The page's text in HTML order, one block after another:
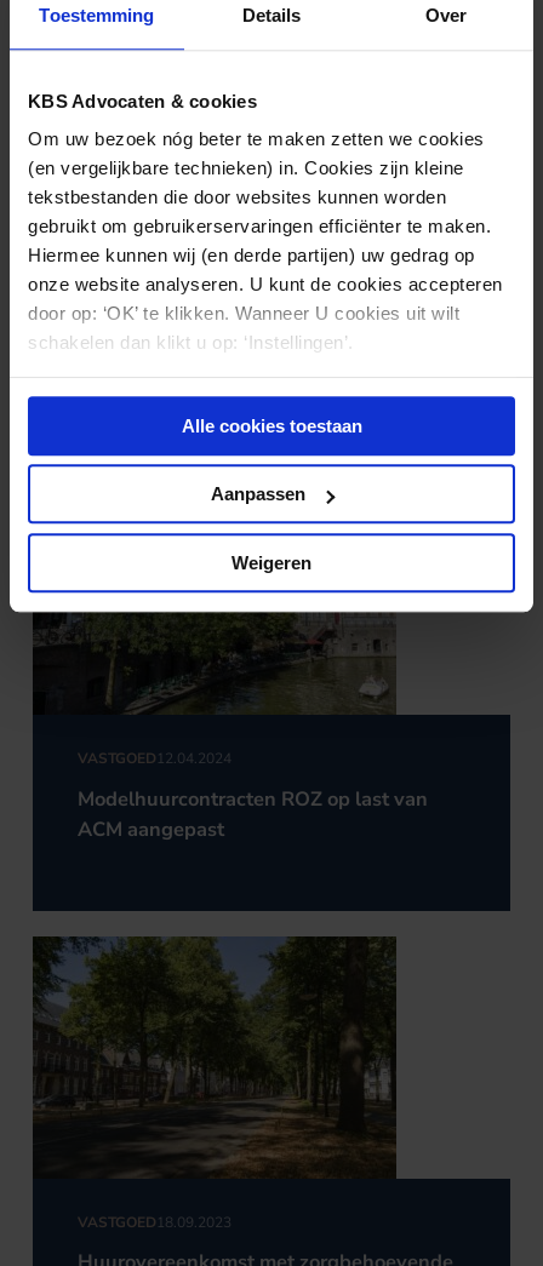
Toestemming Details Over
KBS Advocaten & cookies
Om uw bezoek nóg beter te maken zetten we cookies
(en vergelijkbare technieken) in. Cookies zijn kleine
tekstbestanden die door websites kunnen worden
gebruikt om gebruikerservaringen efficiënter te maken.
Hiermee kunnen wij (en derde partijen) uw gedrag op
onze website analyseren. U kunt de cookies accepteren
door op: ‘OK’ te klikken. Wanneer U cookies uit wilt
schakelen dan klikt u op: ‘Instellingen’.
Alle cookies toestaan
Aanpassen
Weigeren
de intentieverklaring in te trekken en alle gevolgen
daarvan ongedaan te maken.
Beschikking d.d. 20 januari 2011
Ondernemingskamer Gerechtshof Amsterdam (LJN:
BP3004)
Nieuws & kennis
Ook interessant?
VASTGOED12.04.2024
Modelhuurcontracten ROZ op last van
ACM aangepast
VASTGOED18.09.2023